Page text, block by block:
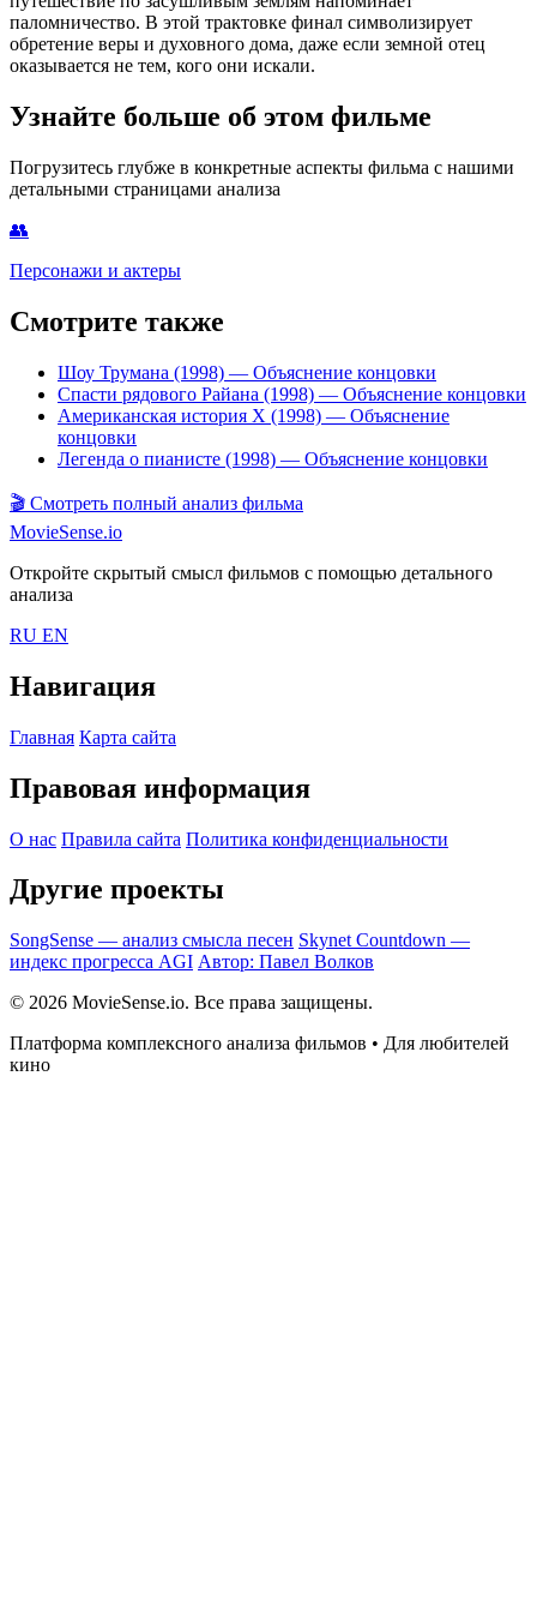
паломничество. В этой трактовке финал символизирует
обретение веры и духовного дома, даже если земной отец
оказывается не тем, кого они искали.
Узнайте больше об этом фильме
Погрузитесь глубже в конкретные аспекты фильма с нашими
детальными страницами анализа
👥
Персонажи и актеры
Смотрите также
Шоу Трумана (1998) — Объяснение концовки
Спасти рядового Райана (1998) — Объяснение концовки
Американская история X (1998) — Объяснение
концовки
Легенда о пианисте (1998) — Объяснение концовки
🎬 Смотреть полный анализ фильма
MovieSense.io
Откройте скрытый смысл фильмов с помощью детального
анализа
RU EN
Навигация
Главная Карта сайта
Правовая информация
О нас Правила сайта Политика конфиденциальности
Другие проекты
SongSense — анализ смысла песен Skynet Countdown —
индекс прогресса AGI Автор: Павел Волков
© 2026 MovieSense.io. Все права защищены.
Платформа комплексного анализа фильмов • Для любителей
кино